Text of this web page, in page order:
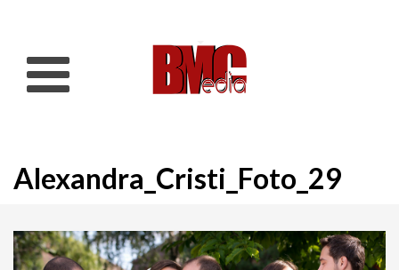
Alexandra_Cristi_Foto_29